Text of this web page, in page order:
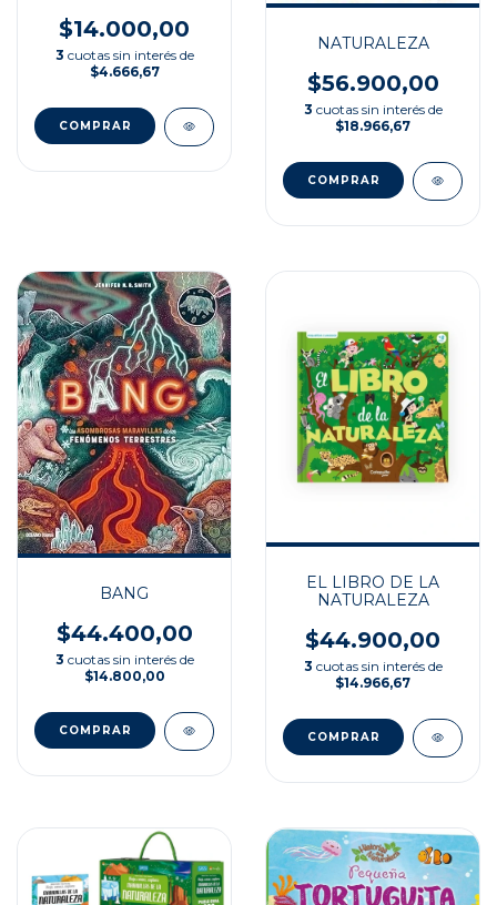
$14.000,00
3 cuotas sin interés de
$4.666,67
NATURALEZA
$56.900,00
3 cuotas sin interés de
$18.966,67
BANG
$44.400,00
3 cuotas sin interés de
$14.800,00
EL LIBRO DE LA
NATURALEZA
$44.900,00
3 cuotas sin interés de
$14.966,67